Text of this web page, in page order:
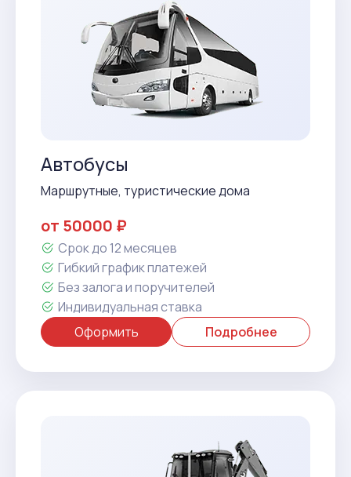
Автобусы
Маршрутные, туристические дома
от 50000 ₽
Срок до 12 месяцев
Гибкий график платежей
Без залога и поручителей
Индивидуальная ставка
Оформить
Подробнее